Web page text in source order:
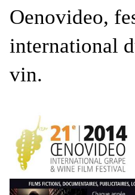
Oenovideo,
international
vin.